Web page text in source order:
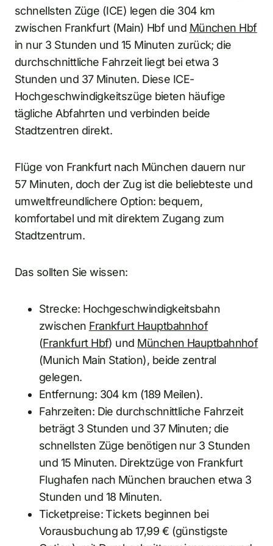
schnellsten Züge (ICE) legen die 304 km
zwischen Frankfurt (Main) Hbf und München Hbf
in nur 3 Stunden und 15 Minuten zurück; die
durchschnittliche Fahrzeit liegt bei etwa 3
Stunden und 37 Minuten. Diese ICE-
Hochgeschwindigkeitszüge bieten häufige
tägliche Abfahrten und verbinden beide
Stadtzentren direkt.
Flüge von Frankfurt nach München dauern nur
57 Minuten, doch der Zug ist die beliebteste und
umweltfreundlichere Option: bequem,
komfortabel und mit direktem Zugang zum
Stadtzentrum.
Das sollten Sie wissen:
Strecke: Hochgeschwindigkeitsbahn
zwischen Frankfurt Hauptbahnhof
(Frankfurt Hbf) und München Hauptbahnhof
(Munich Main Station), beide zentral
gelegen.
Entfernung: 304 km (189 Meilen).
Fahrzeiten: Die durchschnittliche Fahrzeit
beträgt 3 Stunden und 37 Minuten; die
schnellsten Züge benötigen nur 3 Stunden
und 15 Minuten. Direktzüge von Frankfurt
Flughafen nach München brauchen etwa 3
Stunden und 18 Minuten.
Ticketpreise: Tickets beginnen bei
Vorausbuchung ab 17,99 € (günstigste